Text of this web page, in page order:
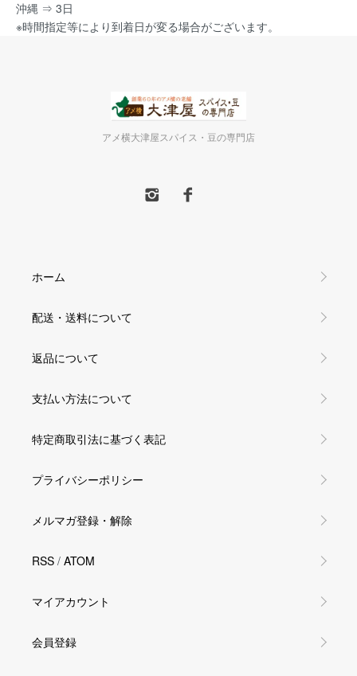
沖縄 ⇒ 3日
※時間指定等により到着日が変る場合がございます。
アメ横大津屋スパイス・豆の専門店
ホーム
配送・送料について
返品について
支払い方法について
特定商取引法に基づく表記
プライバシーポリシー
メルマガ登録・解除
RSS / ATOM
マイアカウント
会員登録